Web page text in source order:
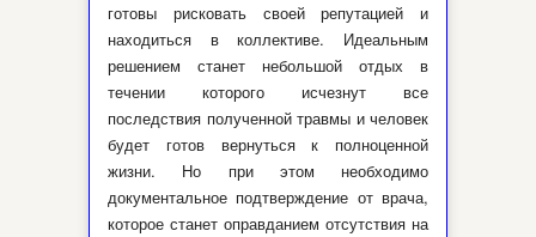
готовы рисковать своей репутацией и
находиться в коллективе. Идеальным
решением станет небольшой отдых в
течении которого исчезнут все
последствия полученной травмы и человек
будет готов вернуться к полноценной
жизни. Но при этом необходимо
документальное подтверждение от врача,
которое станет оправданием отсутствия на